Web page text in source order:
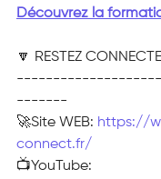
Découvrez la
🔽 RESTEZ CONNECTE
-------
🚀Site WEB: https://
connect.fr/
📺YouTube: